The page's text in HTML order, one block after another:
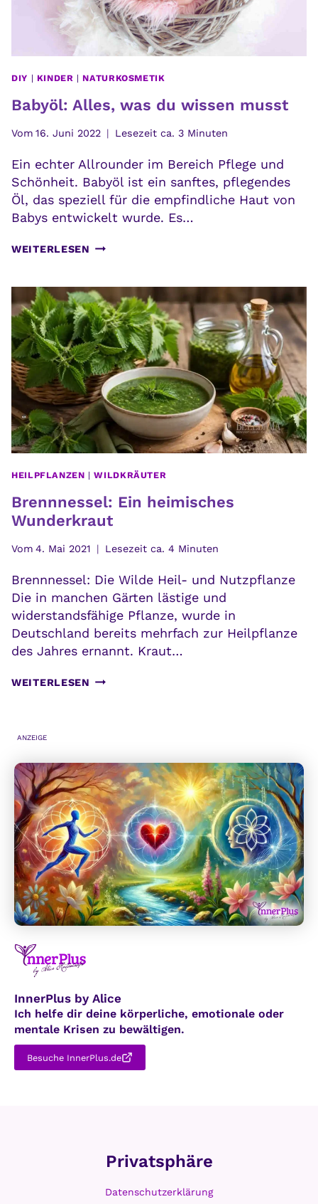
DIY | KINDER | NATURKOSMETIK
Babyöl: Alles, was du wissen musst
Vom 16. Juni 2022 Lesezeit ca. 3 Minuten
Ein echter Allrounder im Bereich Pflege und
Schönheit. Babyöl ist ein sanftes, pflegendes
Öl, das speziell für die empfindliche Haut von
Babys entwickelt wurde. Es…
WEITERLESEN BABYÖL:
DU
WISSEN
MUSST
HEILPFLANZEN |WILDKRÄUTER
Brennnessel: Ein heimisches
Wunderkraut
Vom 4. Mai 2021 Lesezeit ca. 4 Minuten
Brennnessel: Die Wilde Heil- und Nutzpflanze
Die in manchen Gärten lästige und
widerstandsfähige Pflanze, wurde in
Deutschland bereits mehrfach zur Heilpflanze
des Jahres ernannt. Kraut…
WEITERLESEN BRENNNESSEL:
ANZEIGE
InnerPlus by Alice
Ich helfe dir deine körperliche, emotionale oder
mentale Krisen zu bewältigen.
Besuche InnerPlus.de
Privatsphäre
Datenschutzerklärung